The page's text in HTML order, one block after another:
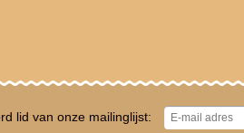
lid van onze mailinglijst: